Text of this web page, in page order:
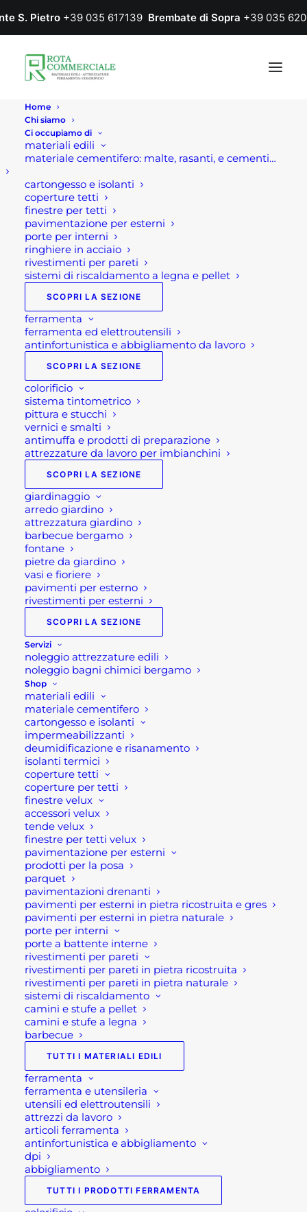
S. Pietro +39 035 617139 Brembate di Sopra +39 035
Home
Chi siamo
Ci occupiamo di
materiali edili
materiale cementifero: malte, rasanti, e cementi…
cartongesso e isolanti
coperture tetti
finestre per tetti
pavimentazione per esterni
porte per interni
ringhiere in acciaio
rivestimenti per pareti
sistemi di riscaldamento a legna e pellet
SCOPRI LA SEZIONE
ferramenta
ferramenta ed elettroutensili
antinfortunistica e abbigliamento da lavoro
SCOPRI LA SEZIONE
colorificio
sistema tintometrico
pittura e stucchi
vernici e smalti
antimuffa e prodotti di preparazione
attrezzature da lavoro per imbianchini
SCOPRI LA SEZIONE
giardinaggio
arredo giardino
attrezzatura giardino
barbecue bergamo
fontane
pietre da giardino
vasi e fioriere
pavimenti per esterno
rivestimenti per esterni
SCOPRI LA SEZIONE
Servizi
noleggio attrezzature edili
noleggio bagni chimici bergamo
Shop
materiali edili
materiale cementifero
cartongesso e isolanti
impermeabilizzanti
deumidificazione e risanamento
isolanti termici
coperture tetti
coperture per tetti
finestre velux
accessori velux
tende velux
finestre per tetti velux
pavimentazione per esterni
prodotti per la posa
parquet
pavimentazioni drenanti
pavimenti per esterni in pietra ricostruita e gres
pavimenti per esterni in pietra naturale
porte per interni
porte a battente interne
rivestimenti per pareti
rivestimenti per pareti in pietra ricostruita
rivestimenti per pareti in pietra naturale
sistemi di riscaldamento
camini e stufe a pellet
camini e stufe a legna
barbecue
TUTTI I MATERIALI EDILI
ferramenta
ferramenta e utensileria
utensili ed elettroutensili
attrezzi da lavoro
articoli ferramenta
antinfortunistica e abbigliamento
dpi
abbigliamento
TUTTI I PRODOTTI FERRAMENTA
VASO MODERNO
BIANCO IN PLASTICA
PER ESTERNO
54,00€
Vaso moderno bianco in plastica per esterno
Vaso moderno bianco in plastica per esterno di
Miplast.
Vaso dal design semplice e le linee pulite adatto
ad essere inseriti in qualsiasi contesto, spazio,
ambiente interno ed estero. Molto leggero e
soprattutto comodo da spostare.
Caratteriste prodotto:
Dimensioni 34,50 x 72 h cm
Colore: Bianco
Materiale: Plastica
Se per qualsiasi ragione non riuscissi a completare
l’ordine o avessi dei dubbi prima di effettuare il
pagamento contattaci dalle 09 alle 12 e dalle 14
alle 17, ti offriremo tutto il supporto necessario per
aiutarti nella procedura di acquisto!
Oppure scrivi una mail a
shop@rotacommerciale.it
1 disponibili
VASO
MODERNO
BIANCO
IN
PLASTICA
AGGIUNGI AL CARRELLO
SKU
GV03VCB072
Categorie
ARREDO GIARDINO